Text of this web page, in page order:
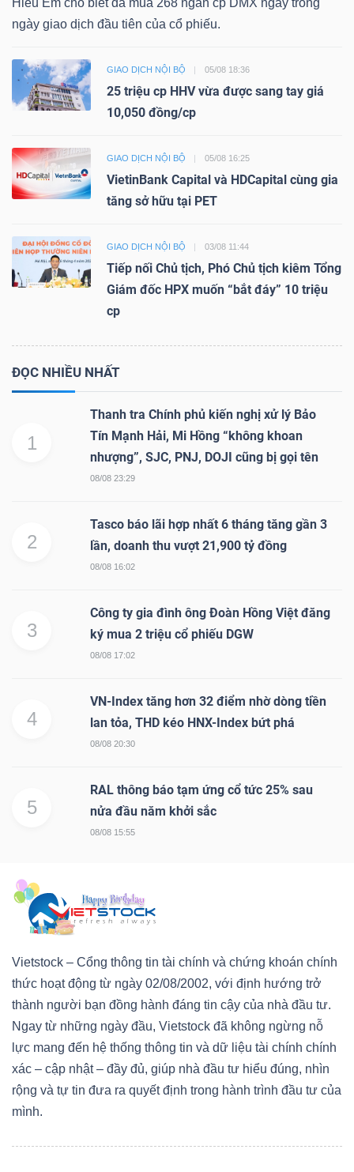
Hiểu Em cho biết đã mua 268 ngàn cp DMX ngay trong
ngày giao dịch đầu tiên của cổ phiếu.
GIAO DỊCH NỘI BỘ 05/08 18:36
25 triệu cp HHV vừa được sang tay giá
10,050 đồng/cp
GIAO DỊCH NỘI BỘ 05/08 16:25
VietinBank Capital và HDCapital cùng gia
tăng sở hữu tại PET
GIAO DỊCH NỘI BỘ 03/08 11:44
Tiếp nối Chủ tịch, Phó Chủ tịch kiêm Tổng
Giám đốc HPX muốn “bắt đáy” 10 triệu
cp
ĐỌC NHIỀU NHẤT
1
Thanh tra Chính phủ kiến nghị xử lý Bảo
Tín Mạnh Hải, Mi Hồng “không khoan
nhượng”, SJC, PNJ, DOJI cũng bị gọi tên
08/08 23:29
2
Tasco báo lãi hợp nhất 6 tháng tăng gần 3
lần, doanh thu vượt 21,900 tỷ đồng
08/08 16:02
3
Công ty gia đình ông Đoàn Hồng Việt đăng
ký mua 2 triệu cổ phiếu DGW
08/08 17:02
4
VN-Index tăng hơn 32 điểm nhờ dòng tiền
lan tỏa, THD kéo HNX-Index bứt phá
08/08 20:30
5
RAL thông báo tạm ứng cổ tức 25% sau
nửa đầu năm khởi sắc
08/08 15:55
Vietstock – Cổng thông tin tài chính và chứng khoán chính
thức hoạt động từ ngày 02/08/2002, với định hướng trở
thành người bạn đồng hành đáng tin cậy của nhà đầu tư.
Ngay từ những ngày đầu, Vietstock đã không ngừng nỗ
lực mang đến hệ thống thông tin và dữ liệu tài chính chính
xác – cập nhật – đầy đủ, giúp nhà đầu tư hiểu đúng, nhìn
rộng và tự tin đưa ra quyết định trong hành trình đầu tư của
mình.